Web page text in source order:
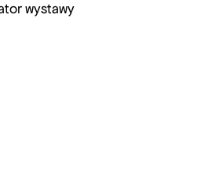
wystawy